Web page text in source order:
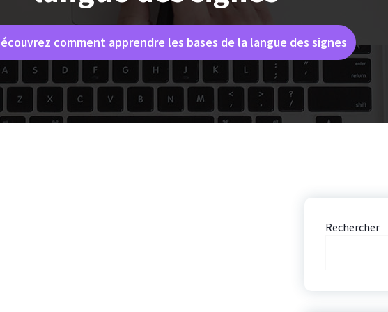
comment apprendre les bases de la langue des signes
Rechercher